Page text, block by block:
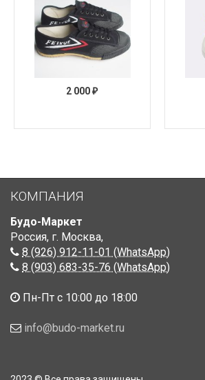
2 000 ₽
КОМПАНИЯ
Будо-Маркет
Россия, г. Москва,
8 (926) 912-11-01 (WhatsApp)
8 (903) 683-35-76 (WhatsApp)
Пн-Пт с 10:00 до 18:00
info@budo-market.ru